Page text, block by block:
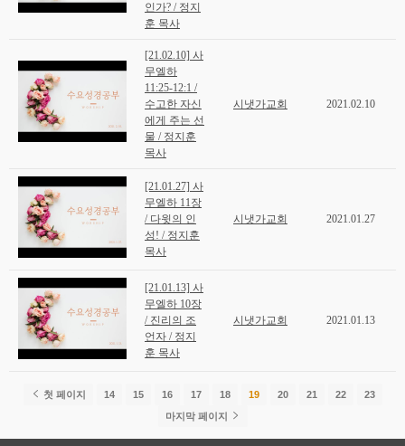
인가? / 정지
훈 목사
[21.02.10] 사
무엘하
11:25-12:1 /
수고한 자신
에게 주는 선
물 / 정지훈
목사
시냇가교회 2021.02.10
[21.01.27] 사
무엘하 11장
/ 다윗의 인
성! / 정지훈
목사
시냇가교회 2021.01.27
[21.01.13] 사
무엘하 10장
/ 진리의 조
언자 / 정지
훈 목사
시냇가교회 2021.01.13
첫 페이지 14 15 16 17 18 19 20 21 22
23
마지막 페이지